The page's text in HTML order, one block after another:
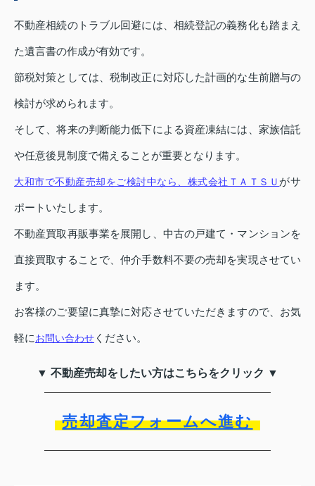
不動産相続のトラブル回避には、相続登記の義務化も踏まえ
た遺言書の作成が有効です。
節税対策としては、税制改正に対応した計画的な生前贈与の
検討が求められます。
そして、将来の判断能力低下による資産凍結には、家族信託
や任意後見制度で備えることが重要となります。
大和市で不動産売却をご検討中なら、株式会社ＴＡＴＳＵ がサ
ポートいたします。
不動産買取再販事業を展開し、中古の戸建て・マンションを
直接買取することで、仲介手数料不要の売却を実現させてい
ます。
お客様のご要望に真摯に対応させていただきますので、お気
軽にお問い合わせ ください。
▼ 不動産売却をしたい方はこちらをクリック ▼
売却査定フォームへ進む